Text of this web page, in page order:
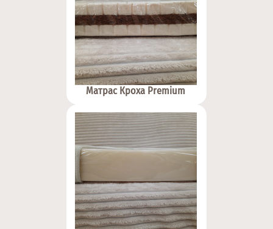
Матрас Кроха Premium